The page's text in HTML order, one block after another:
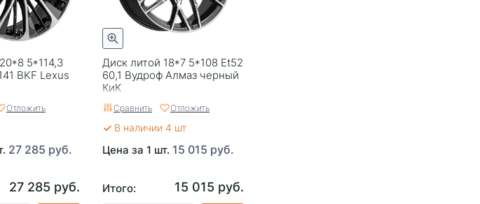
5*114,3
BKF Lexus
Отложить
27 285 руб.
27 285 руб.
Диск литой 18*7 5*108 Et52
60,1 Вудроф Алмаз черный
КиК
Сравнить Отложить
В наличии 4 шт
Цена за 1 шт. 15 015 руб.
Итого: 15 015 руб.